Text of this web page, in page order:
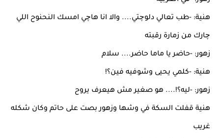
هنية: -طب تعالي دلوچتي.... والا انا هاچي امسك النحنوح اللي
چارك من زمارة رقبته
زهور: -حاضر يا ماما حاضر.... سلام
هنية: -كلمي يحيى وشوفيه فين؟!
زهور: -ليه؟!.... هو صغير مش هيعرف يروح
هنية قفلت السكة في وشها وزهور بصت على حاتم وكان شكله
غريب